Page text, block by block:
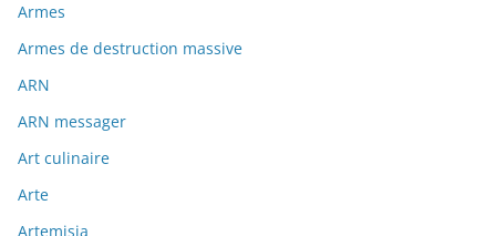
Armes
Armes de destruction massive
ARN
ARN messager
Art culinaire
Arte
Artemisia